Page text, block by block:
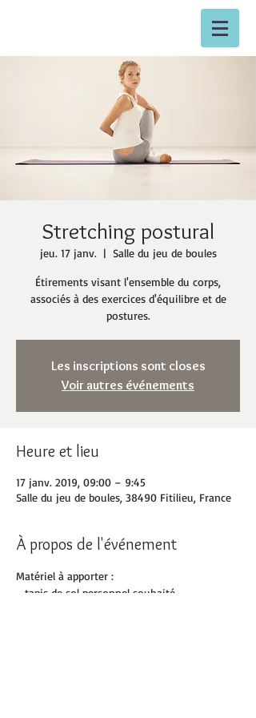
Stretching postural
jeu. 17 janv.
  |
Salle du jeu de boules
Étirements visant l'ensemble du corps,
associés à des exercices d'équilibre et de
postures.
Les inscriptions sont closes
Voir autres événements
Heure et lieu
17 janv. 2019, 09:00 – 9:45
Salle du jeu de boules, 38490 Fitilieu, France
À propos de l'événement
Matériel à apporter :
- tapis de sol personnel souhaité